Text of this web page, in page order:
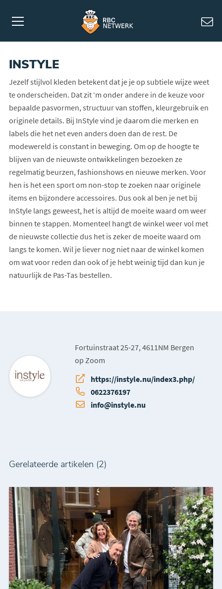
INSTYLE
Jezelf stijlvol kleden betekent dat je je op subtiele wijze weet
te onderscheiden. Dat zit ‘m onder andere in de keuze voor
bepaalde pasvormen, structuur van stoffen, kleurgebruik en
originele details. Bij InStyle vind je daarom die merken en
labels die het net even anders doen dan de rest. De
modewereld is constant in beweging. Om op de hoogte te
blijven van de nieuwste ontwikkelingen bezoeken ze
regelmatig beurzen, fashionshows en nieuwe merken. Voor
hen is het een sport om non-stop te zoeken naar originele
items en bijzondere accessoires. Dus ook al ben je net bij
InStyle langs geweest, het is altijd de moeite waard om weer
binnen te stappen. Momenteel hangt de winkel weer vol met
de nieuwste collectie dus het is zeker de moeite waard om
langs te komen. Wil je liever nog niet naar de winkel komen
om wat voor reden dan ook of je hebt weinig tijd dan kun je
natuurlijk de Pas-Tas bestellen.
Fortuinstraat 25-27, 4611NM Bergen
op Zoom
https://instyle.nu/index3.php/
0622376197
info@instyle.nu
Gerelateerde artikelen (2)